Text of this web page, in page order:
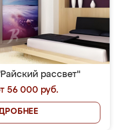
рассвет"
56 000 руб.